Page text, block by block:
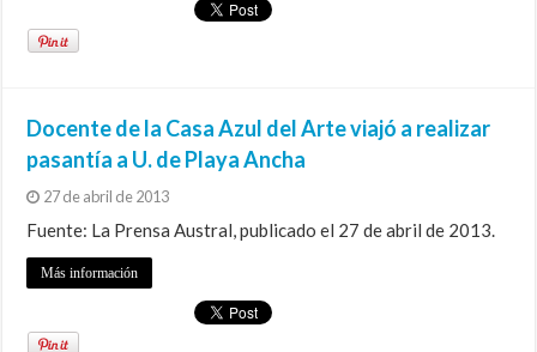
Docente de la Casa Azul del Arte viajó a realizar
pasantía a U. de Playa Ancha
27 de abril de 2013
Fuente: La Prensa Austral, publicado el 27 de abril de 2013.
Más información